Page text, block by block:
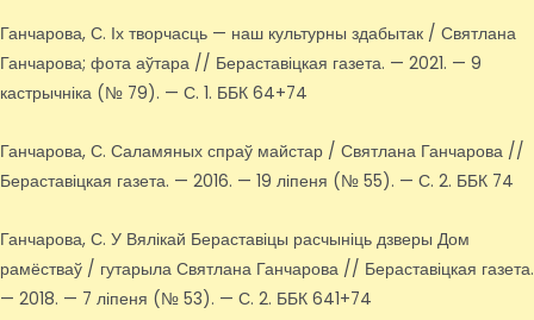
Ганчарова, С. Іх творчасць — наш культурны здабытак / Святлана
Ганчарова; фота аўтара // Бераставіцкая газета. — 2021. — 9
кастрычніка (№ 79). — С. 1. ББК 64+74
Ганчарова, С. Саламяных спраў майстар / Святлана Ганчарова //
Бераставіцкая газета. — 2016. — 19 ліпеня (№ 55). — С. 2. ББК 74
Ганчарова, С. У Вялікай Бераставіцы расчыніць дзверы Дом
рамёстваў / гутарыла Святлана Ганчарова // Бераставіцкая газета.
— 2018. — 7 ліпеня (№ 53). — С. 2. ББК 641+74